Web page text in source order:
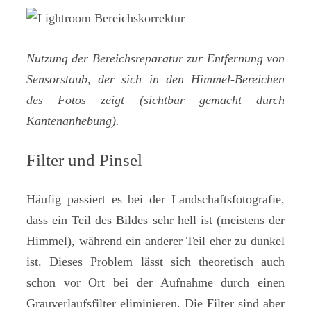
Nutzung der Bereichsreparatur zur Entfernung von
Sensorstaub, der sich in den Himmel-Bereichen
des Fotos zeigt (sichtbar gemacht durch
Kantenanhebung).
Filter und Pinsel
Häufig passiert es bei der Landschaftsfotografie,
dass ein Teil des Bildes sehr hell ist (meistens der
Himmel), während ein anderer Teil eher zu dunkel
ist. Dieses Problem lässt sich theoretisch auch
schon vor Ort bei der Aufnahme durch einen
Grauverlaufsfilter eliminieren. Die Filter sind aber